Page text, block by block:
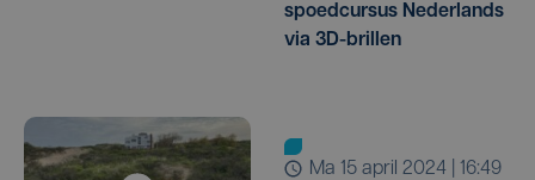
spoedcursus Nederlands
via 3D-brillen
ma 15 april 2024 | 16:49